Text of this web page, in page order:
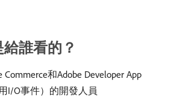
誰看的？
Commerce和Adobe Developer App
I/O事件）的開發人員